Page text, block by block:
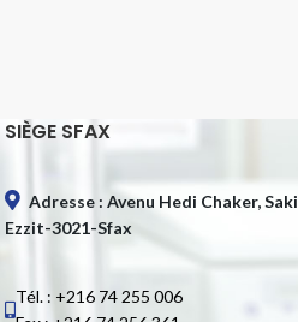
SIÈGE SFAX
Adresse : Avenu Hedi Chaker,
Ezzit-3021-Sfax
Tél. : +216 74 255 006